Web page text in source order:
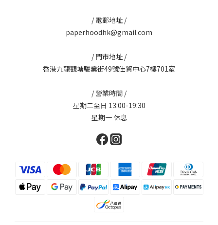
/ 電郵地址 /
paperhoodhk@gmail.com
/ 門市地址 /
香港九龍觀塘駿業街49號佳貿中心7樓701室
/ 營業時間 /
星期二至日 13:00-19:30
星期一 休息